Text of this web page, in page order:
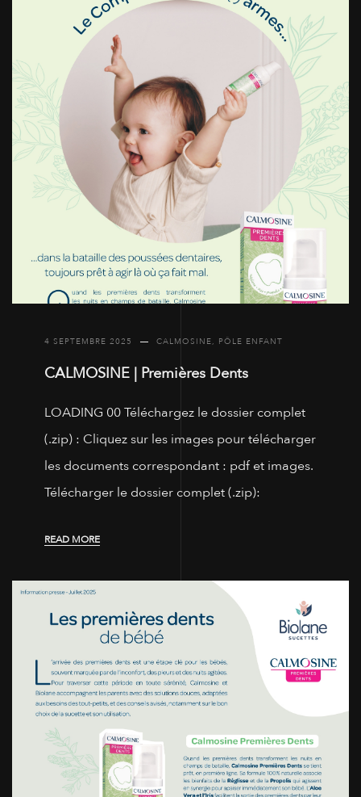
4 SEPTEMBRE 2025 CALMOSINE, PÔLE ENFANT
CALMOSINE | Premières Dents
LOADING 00 Téléchargez le dossier complet
(.zip) : Cliquez sur les images pour télécharger
les documents correspondant : pdf et images.
Télécharger le dossier complet (.zip):
READ MORE